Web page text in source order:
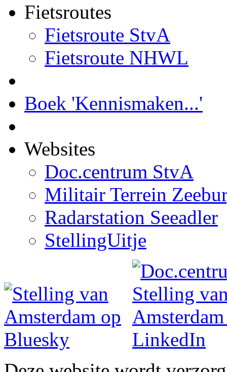
Fietsroutes
Fietsroute StvA
Fietsroute NHWL
Boek 'Kennismaken...'
Websites
Doc.centrum StvA
Militair Terrein
Radarstation Seeadler
StellingUitje